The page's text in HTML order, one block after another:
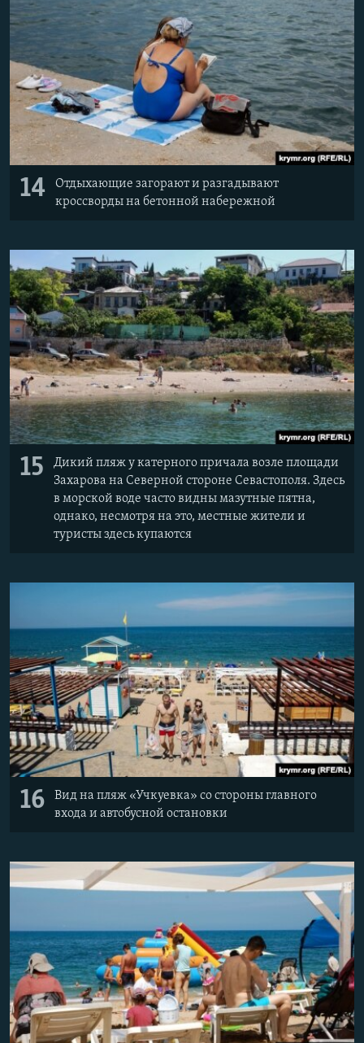
14
Отдыхающие загорают и разгадывают
кроссворды на бетонной набережной
15
Дикий пляж у катерного причала возле площади
Захарова на Северной стороне Севастополя. Здесь
в морской воде часто видны мазутные пятна,
однако, несмотря на это, местные жители и
туристы здесь купаются
16
Вид на пляж «Учкуевка» со стороны главного
входа и автобусной остановки